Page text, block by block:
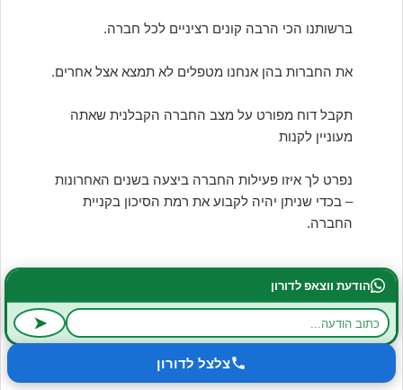
ברשותנו הכי הרבה קונים רציניים לכל חברה.
את החברות בהן אנחנו מטפלים לא תמצא אצל אחרים.
תקבל דוח מפורט על מצב החברה הקבלנית שאתה
מעוניין לקנות
נפרט לך איזו פעילות החברה ביצעה בשנים האחרונות
– בכדי שניתן יהיה לקבוע את רמת הסיכון בקניית
החברה.
מה המחיר של קבלן רשום
כל חברה נמכרת במחיר שונה בהתאם למצבה. צלצל
המומחה במכירת חברות קבלניות ויודע היטב מה קורה
הודעת ווצאפ לדורון
➤
צלצל לדורון